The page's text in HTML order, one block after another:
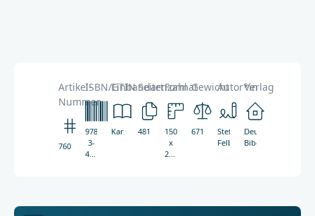
Artikel-
Nummer
7600
ISBN/GTIN
978-
3-
438-
Einbandart
Kartoniert
Seitenzahl
481
Format
150
x
224
Gewicht
671g
Autor*in
Stefan
Felber
Verlag
Deutsche
Bibelgesellschaft